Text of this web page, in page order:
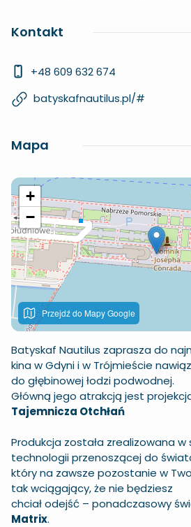
Kontakt
+48 609 632 674
batyskafnautilus.pl/#
Mapa
+
−
Przejdź do Mapy Google
Batyskaf Nautilus zaprasza do
kina w Gdyni i w Trójmieście
do głębinowej łodzi podwodnej.
Główną jego atrakcją jest
Tajemnicza Otchłań
Produkcja została zrealizowana
technologii przenoszącej do
który na zawsze pozostanie w
tak wciągający, że nie będziesz
chciał odejść – ponadczasowy
Matrix.